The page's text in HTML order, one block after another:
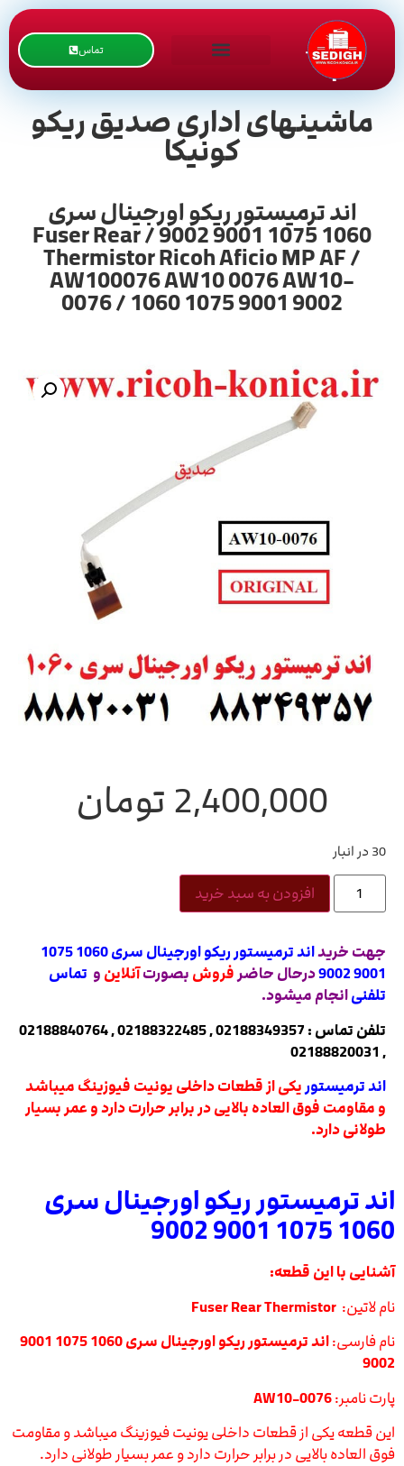
تماس
ماشینهای اداری صدیق ریکو
کونیکا
اند ترمیستور ریکو اورجینال سری
1060 1075 9001 9002 / Fuser Rear
Thermistor Ricoh Aficio MP AF /
AW100076 AW10 0076 AW10-
0076 / 1060 1075 9001 9002
2,400,000 تومان
30 در انبار
افزودن به سبد خرید
جهت خرید
اند ترمیستور ریکو اورجینال سری 1060 1075
9001 9002
درحال حاضرفروش بصورتآنلاین و تماس
تلفنیانجام میشود.
تلفن تماس : 02188349357 , 02188322485 , 02188840764
, 02188820031
اند ترمیستوریکی از قطعات داخلی یونیت فیوزینگ میباشد
و مقاومت فوق العاده بالایی در برابر حرارت دارد و عمر بسیار
طولانی دارد.
اند ترمیستور ریکو اورجینال سری
1060 1075 9001 9002
آشنایی با این قطعه:
نام لاتین:
نام فارسی:
اند ترمیستور ریکو اورجینال سری 1060 1075 9001
9002
پارت نامبر:
این قطعه یکی از قطعات داخلی یونیت فیوزینگ میباشد و مقاومت
فوق العاده بالایی در برابر حرارت دارد و عمر بسیار طولانی دارد.